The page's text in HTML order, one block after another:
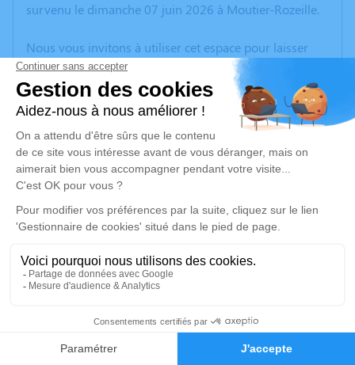
Faire-part Hommages
survenu le dimanche 07 juin 2026 à Moutier-Rozeille.
Nous vous invitons à utiliser cet espace pour laisser
vos condoléances, partager des photos souvenirs, une
anecdote ou exprimer vos pensées à travers des
poèmes ou des textes. Cet endroit est un lieu
d'expression dédié à honorer la mémoire de Marie-
Madeleine NEBOUT.
Un service de plantation d’arbre hommage est
disponible ici
Cérémonie religieuse
Église de Chambon-sur-Voueize
23170 Chambon-sur-Voueize